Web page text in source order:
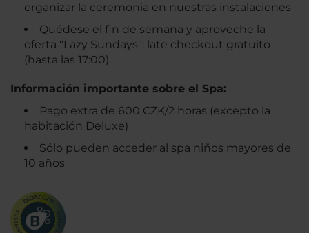
organizar la ceremonia en nuestras instalaciones
Quédese el fin de semana y aproveche la
oferta "Lazy Sundays": late checkout gratuito
(hasta las 17:00).
Información importante sobre el Spa:
Pago extra de 600 CZK/2 horas (excepto la
habitación Deluxe)
Sólo pueden acceder al spa niños mayores de
10 años